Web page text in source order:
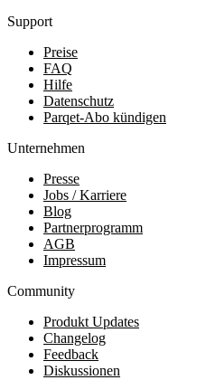
Support
Preise
FAQ
Hilfe
Datenschutz
Parqet-Abo kündigen
Unternehmen
Presse
Jobs / Karriere
Blog
Partnerprogramm
AGB
Impressum
Community
Produkt Updates
Changelog
Feedback
Diskussionen